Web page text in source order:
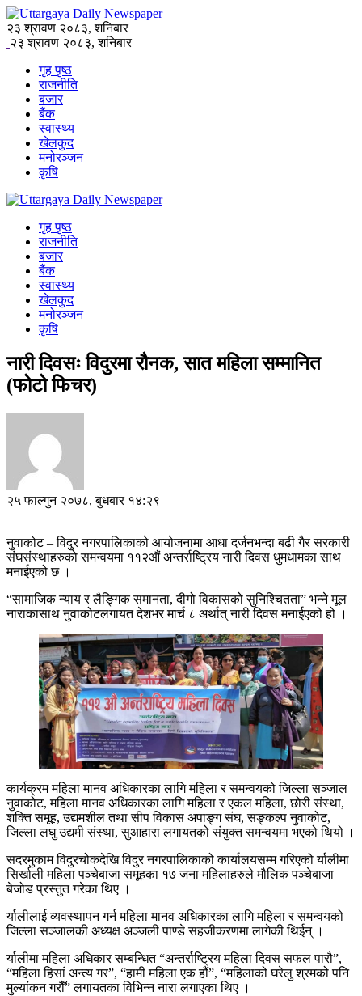
२३ श्रावण २०८३, शनिबार
२३ श्रावण २०८३, शनिबार
गृह पृष्ठ
राजनीति
बजार
बैंक
स्वास्थ्य
खेलकुद
मनोरञ्जन
कृषि
गृह पृष्ठ
राजनीति
बजार
बैंक
स्वास्थ्य
खेलकुद
मनोरञ्जन
कृषि
नारी दिवसः विदुरमा रौनक, सात महिला सम्मानित
(फोटो फिचर)
२५ फाल्गुन २०७८, बुधबार १४:२९
नुवाकोट – विदुर नगरपालिकाको आयोजनामा आधा दर्जनभन्दा बढी गैर सरकारी
संघसंस्थाहरुको समन्वयमा ११२औं अन्तर्राष्ट्रिय नारी दिवस धुमधामका साथ
मनाईएको छ ।
“सामाजिक न्याय र लैङ्गिक समानता, दीगो विकासको सुनिश्चितता” भन्ने मूल
नाराकासाथ नुवाकोटलगायत देशभर मार्च ८ अर्थात् नारी दिवस मनाईएको हो ।
कार्यक्रम महिला मानव अधिकारका लागि महिला र समन्वयको जिल्ला सञ्जाल
नुवाकोट, महिला मानव अधिकारका लागि महिला र एकल महिला, छोरी संस्था,
शक्ति समूह, उद्यमशील तथा सीप विकास अपाङ्ग संघ, सङ्कल्प नुवाकोट,
जिल्ला लघु उद्यमी संस्था, सुआहारा लगायतको संयुक्त समन्वयमा भएको थियो ।
सदरमुकाम विदुरचोकदेखि विदुर नगरपालिकाको कार्यालयसम्म गरिएको र्यालीमा
सिर्खाली महिला पञ्चेबाजा समूहका १७ जना महिलाहरुले मौलिक पञ्चेबाजा
बेजोड प्रस्तुत गरेका थिए ।
र्यालीलाई व्यवस्थापन गर्न महिला मानव अधिकारका लागि महिला र समन्वयको
जिल्ला सञ्जालकी अध्यक्ष अञ्जली पाण्डे सहजीकरणमा लागेकी थिईन् ।
र्यालीमा महिला अधिकार सम्बन्धित “अन्तर्राष्ट्रिय महिला दिवस सफल पारौ”,
“महिला हिसां अन्त्य गर”, “हामी महिला एक हौं”, “महिलाको घरेलु श्रमको पनि
मुल्यांकन गरौँ” लगायतका विभिन्न नारा लगाएका थिए ।